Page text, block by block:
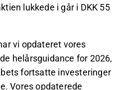
lukkede i går i DKK 55
vi opdateret vores
helårsguidance for 2026,
fortsatte investeringer
Vores opdaterede